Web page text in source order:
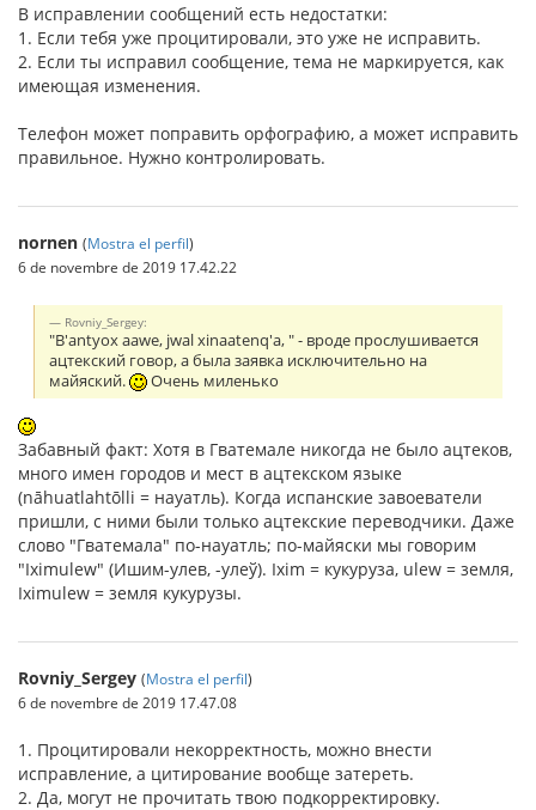
В исправлении сообщений есть недостатки:
1. Если тебя уже процитировали, это уже не исправить.
2. Если ты исправил сообщение, тема не маркируется, как
имеющая изменения.
Телефон может поправить орфографию, а может исправить
правильное. Нужно контролировать.
nornen (Mostra el perfil)
6 de novembre de 2019 17.42.22
Rovniy_Sergey:
"B'antyox aawe, jwal xinaatenq'a, " - вроде прослушивается
ацтекский говор, а была заявка исключительно на
майяский.
Очень миленько
Забавный факт: Хотя в Гватемале никогда не было ацтеков,
много имен городов и мест в ацтекском языке
(nāhuatlahtōlli = науатль). Когда испанские завоеватели
пришли, с ними были только ацтекские переводчики. Даже
слово "Гватемала" по-науатль; по-майяски мы говорим
"Iximulew" (Ишим-улев, -улеў). Ixim = кукуруза, ulew = земля,
Iximulew = земля кукурузы.
Rovniy_Sergey (Mostra el perfil)
6 de novembre de 2019 17.47.08
1. Процитировали некорректность, можно внести
исправление, а цитирование вообще затереть.
2. Да, могут не прочитать твою подкорректировку.